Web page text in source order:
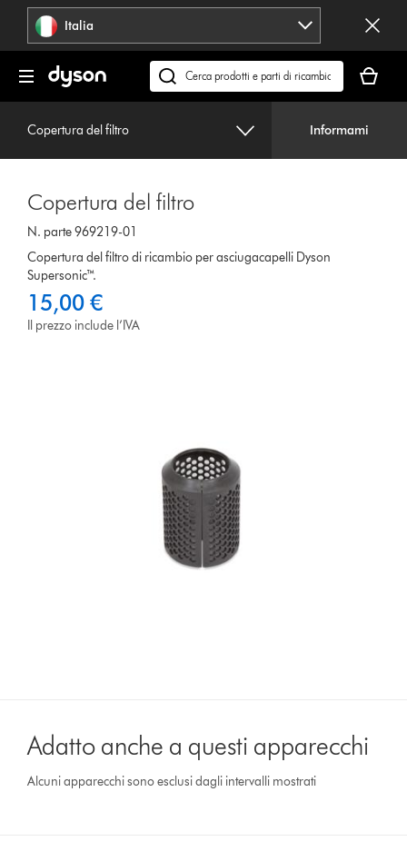
navigazione Italia
Cerca
su
carrello
è
Copertura del filtro Informami
Copertura del filtro
N. parte 969219-01
Copertura del filtro di ricambio per asciugacapelli Dyson
Supersonic™.
15,00 €
Il prezzo include l’IVA
Adatto anche a questi apparecchi
Alcuni apparecchi sono esclusi dagli intervalli mostrati